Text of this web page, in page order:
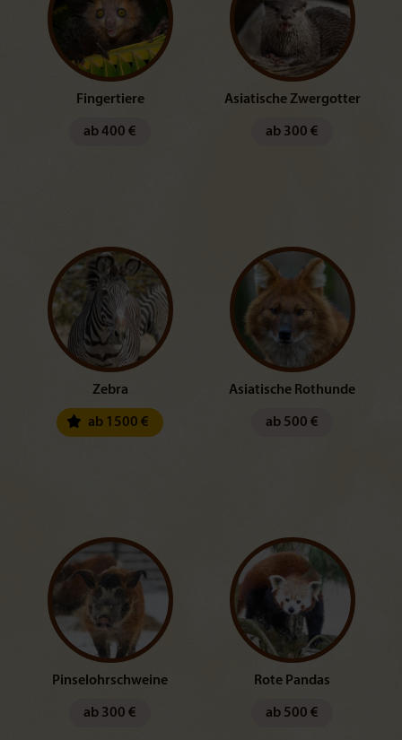
Fingertiere
ab 400 €
Asiatische Zwergotter
ab 300 €
Zebra
ab 1500 €
Asiatische Rothunde
ab 500 €
Pinselohrschweine
ab 300 €
Rote Pandas
ab 500 €